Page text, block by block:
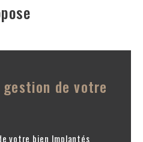
souhaitez
de votre patrimoine ?
et de notre
estimation précise,
de votre
votre bien Implantés